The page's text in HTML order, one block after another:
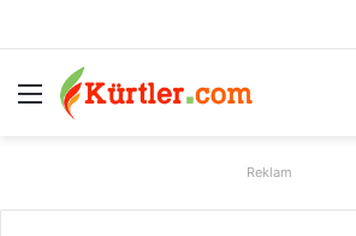
Menü
Reklam